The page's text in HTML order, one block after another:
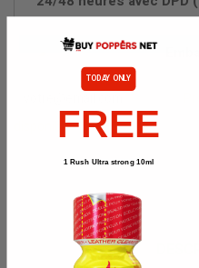
disponible
TODAY ONLY
FREE
1 Rush Ultra strong 10ml